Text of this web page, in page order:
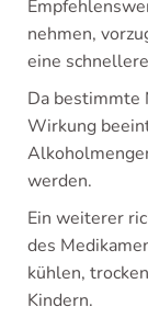
nehmen,
eine
Da bestimmte
Wirkung
werden.
Ein weiterer
des
kühlen,
Kindern.